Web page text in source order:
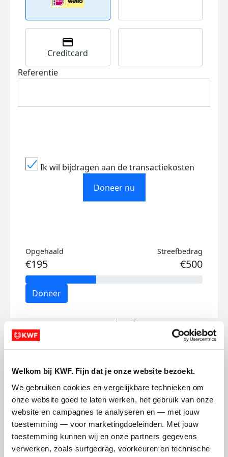
Welkom bij KWF. Fijn dat je onze website bezoekt.
We gebruiken cookies en vergelijkbare technieken om
onze website goed te laten werken, het gebruik van onze
website en campagnes te analyseren en — met jouw
toestemming — voor marketingdoeleinden. Met jouw
toestemming kunnen wij en onze partners gegevens
verwerken, zoals surfgedrag, voorkeuren en technische
Creditcard
Referentie
Ik wil bijdragen aan de transactiekosten
Doneer nu
Opgehaald
€195
Streefbedrag
€500
Doneer
Scout's badges